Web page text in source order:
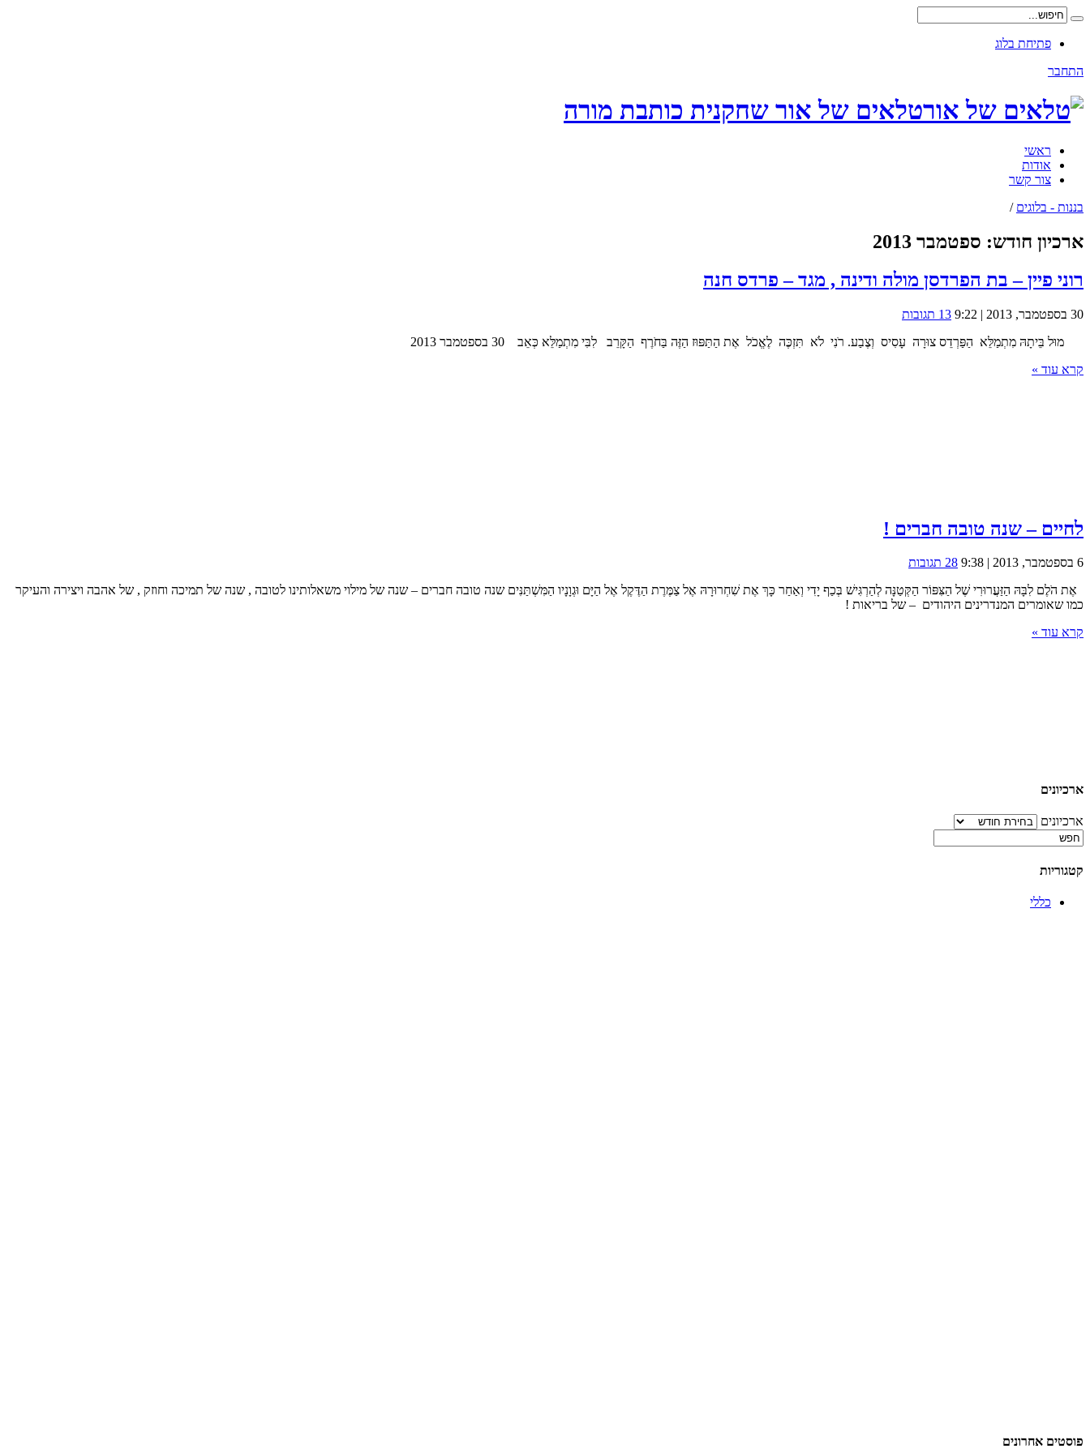
פתיחת בלוג
התחבר
טלאים של אור שחקנית כותבת מורה
ראשי
אודות
צור קשר
בננות - בלוגים /
ארכיון חודש: ספטמבר 2013
רוני פיין – בת הפרדסן מולה ודינה , מגד – פרדס חנה
30 בספטמבר, 2013 | 9:22
13 תגובות
מוּל בֵּיתָהּ מִתְמַלֵּא הַפַּרְדֵס צוּרָה עָסִיס וְצֶבַע. רֹנִי לֹא תִּזְכֶּה לֶאֱכֹל אֶת הַתַּפּוּז הַזֶּה בַּחֹרֶף הַקָּרֵב לִבִּי מִתְמַלֵּא כְּאֵב 30 בספטמבר 2013
קרא עוד »
לחיים – שנה טובה חברים !
6 בספטמבר, 2013 | 9:38
28 תגובות
אֶת הֹלֶם לִבָּהּ הַזַּעֲרוּרִי שֶׁל הַצִּפּוֹר הַקְּטַנָּה לְהַרְגִּישׁ בְּכַף יָדִי וְאַחַר כָּךְ אֶת שִׁחְרוּרָהּ אֶל צַמֶּרֶת הַדֶּקֶל אֶל הַיָּם וּגְוָנָיו הַמִּשְׁתַּנִּים שנה טובה חברים – שנה של מילוי משאלותינו לטובה , שנה של תמיכה וחוזק , של אהבה ויצירה והעיקר
כמו שאומרים המנדרינים היהודים – של בריאות !
קרא עוד »
ארכיונים
ארכיונים
קטגוריות
כללי
פוסטים אחרונים